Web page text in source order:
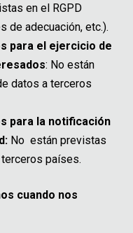
en el RGPD
de adecuación, etc.).
para el ejercicio de
: No están
datos a terceros
para la notificación
No están previstas
países.
cuando nos